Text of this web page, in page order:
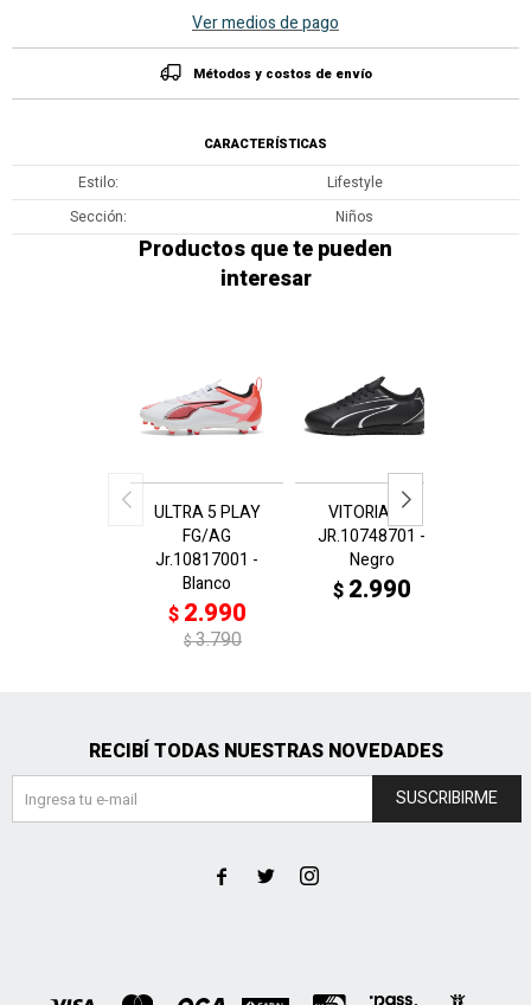
Ver medios de pago
Métodos y costos de envío
CARACTERÍSTICAS
Estilo
Lifestyle
Sección
Niños
Productos que te pueden
interesar
ULTRA 5 PLAY
FG/AG
Jr.10817001 -
Blanco
$ 2.990
$3.790
VITORIA TT
JR.10748701 -
Negro
$ 2.990
RECIBÍ TODAS NUESTRAS NOVEDADES
SUSCRIBIRME
  